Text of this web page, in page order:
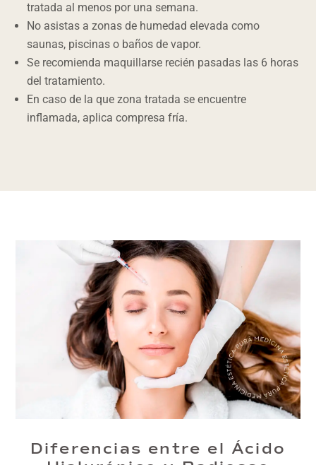
tratada al menos por una semana.
No asistas a zonas de humedad elevada como
saunas, piscinas o baños de vapor.
Se recomienda maquillarse recién pasadas las 6 horas
del tratamiento.
En caso de la que zona tratada se encuentre
inflamada, aplica compresa fría.
Diferencias entre el Ácido